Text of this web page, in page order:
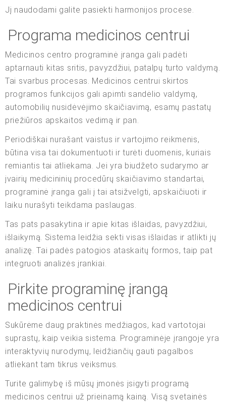
Jį naudodami galite pasiekti harmonijos procese.
Programa medicinos centrui
Medicinos centro programinė įranga gali padėti
aptarnauti kitas sritis, pavyzdžiui, patalpų turto valdymą.
Tai svarbus procesas. Medicinos centrui skirtos
programos funkcijos gali apimti sandėlio valdymą,
automobilių nusidėvėjimo skaičiavimą, esamų pastatų
priežiūros apskaitos vedimą ir pan.
Periodiškai nurašant vaistus ir vartojimo reikmenis,
būtina visa tai dokumentuoti ir turėti duomenis, kuriais
remiantis tai atliekama. Jei yra biudžeto sudarymo ar
įvairių medicininių procedūrų skaičiavimo standartai,
programinė įranga gali į tai atsižvelgti, apskaičiuoti ir
laiku nurašyti teikdama paslaugas.
Tas pats pasakytina ir apie kitas išlaidas, pavyzdžiui,
išlaikymą. Sistema leidžia sekti visas išlaidas ir atlikti jų
analizę. Tai padės patogios ataskaitų formos, taip pat
integruoti analizės įrankiai.
Pirkite programinę įrangą
medicinos centrui
Sukūrėme daug praktinės medžiagos, kad vartotojai
suprastų, kaip veikia sistema. Programinėje įrangoje yra
interaktyvių nurodymų, leidžiančių gauti pagalbos
atliekant tam tikrus veiksmus.
Turite galimybę iš mūsų įmonės įsigyti programą
medicinos centrui už prieinamą kainą. Visą svetainės